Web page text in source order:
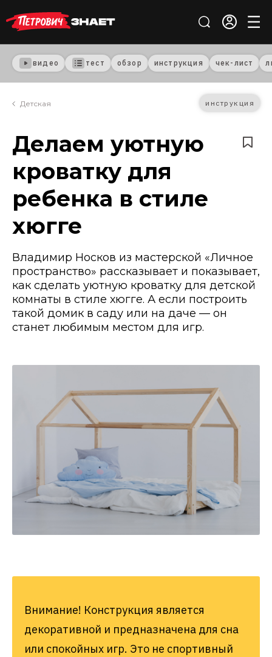
видео тест обзор инструкция чек-лист
Детская инструкция
Делаем уютную
кроватку для
ребенка в стиле
хюгге
Владимир Носков из мастерской «Личное
пространство» рассказывает и показывает,
как сделать уютную кроватку для детской
комнаты в стиле хюгге. А если построить
такой домик в саду или на даче — он
станет любимым местом для игр.
Внимание! Конструкция является
декоративной и предназначена для сна
или спокойных игр. Это не спортивный